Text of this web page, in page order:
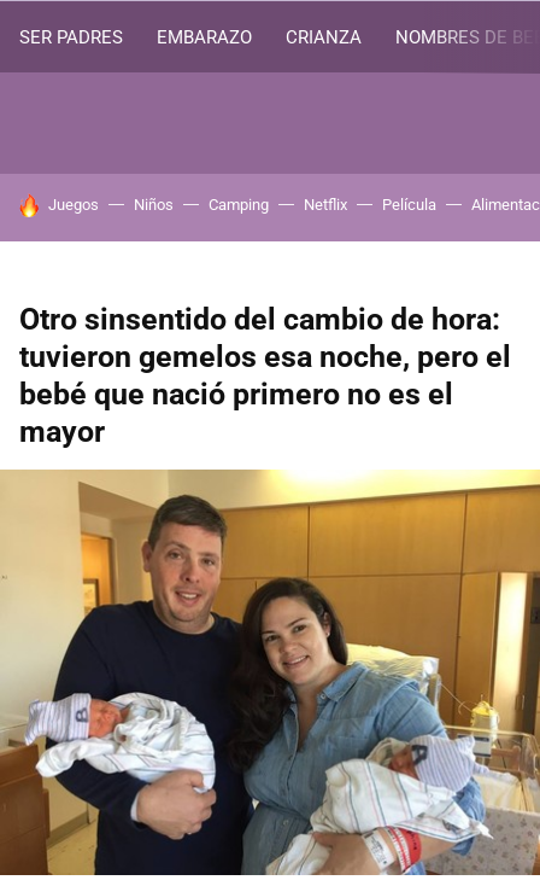
SER PADRES EMBARAZO CRIANZA NOMBRES DE
HOY SE HABLA DE
Juegos Niños Camping Netflix Película
Otro sinsentido del cambio de hora:
tuvieron gemelos esa noche, pero el
bebé que nació primero no es el
mayor